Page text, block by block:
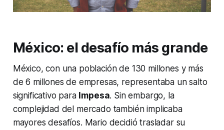
México: el desafío más grande
México, con una población de 130 millones y más
de 6 millones de empresas, representaba un salto
significativo para Impesa. Sin embargo, la
complejidad del mercado también implicaba
mayores desafíos. Mario decidió trasladar su